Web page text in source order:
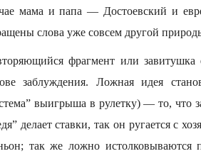
мама и папа — Достоевский и
слова уже совсем другой
фрагмент или
заблуждения. Ложная идея
выигрыша в рулетку) — то, что
делает ставки, так он ругается с
так же ложно истолковываются